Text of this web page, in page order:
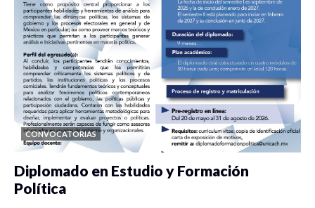
CONVOCATORIAS
Diplomado en Estudio y Formación
Política